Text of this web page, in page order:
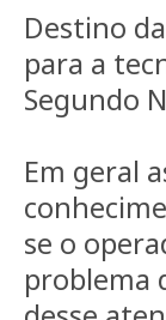
Destino
para a
Segundo
Em geral
se o
problema